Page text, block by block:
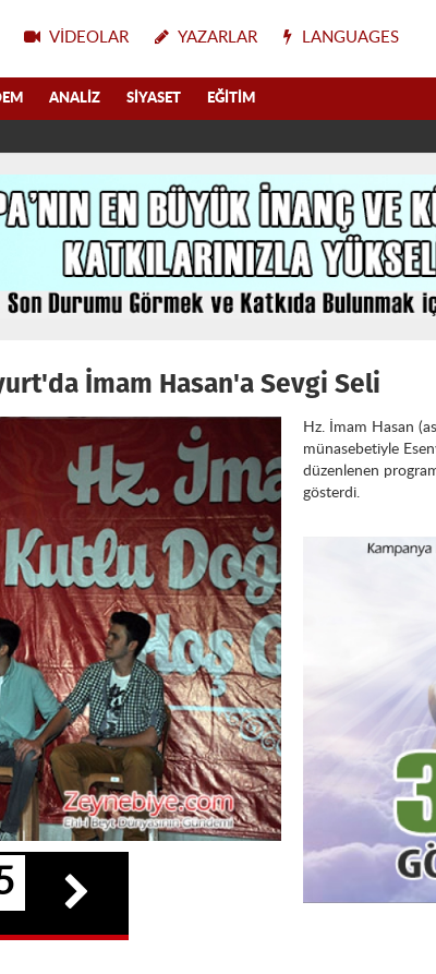
VIDEOLAR YAZARLAR LANGUAGES
ANALIZ SIYASET EĞITIM
İmam Hasan'a Sevgi Seli
Hz. İmam Hasan
münasebetiyle
düzenlenen
gösterdi.